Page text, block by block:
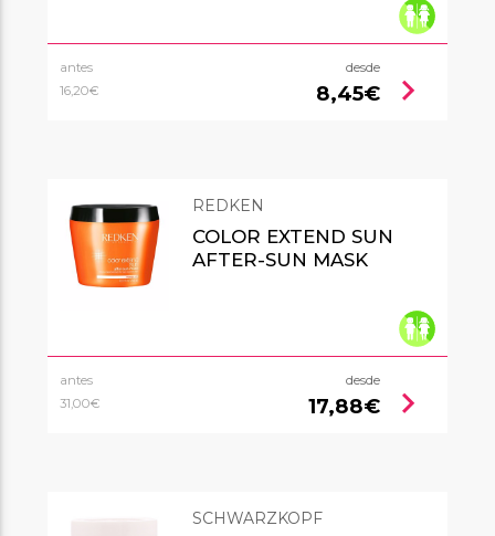
antes
16,20€
desde
8,45€ chevron_right
REDKEN
COLOR EXTEND SUN
AFTER-SUN MASK
antes
31,00€
desde
17,88€ chevron_right
SCHWARZKOPF